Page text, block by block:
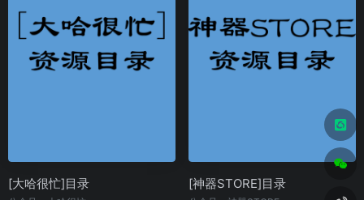
[大哈很忙]目录 [神器STORE]目录